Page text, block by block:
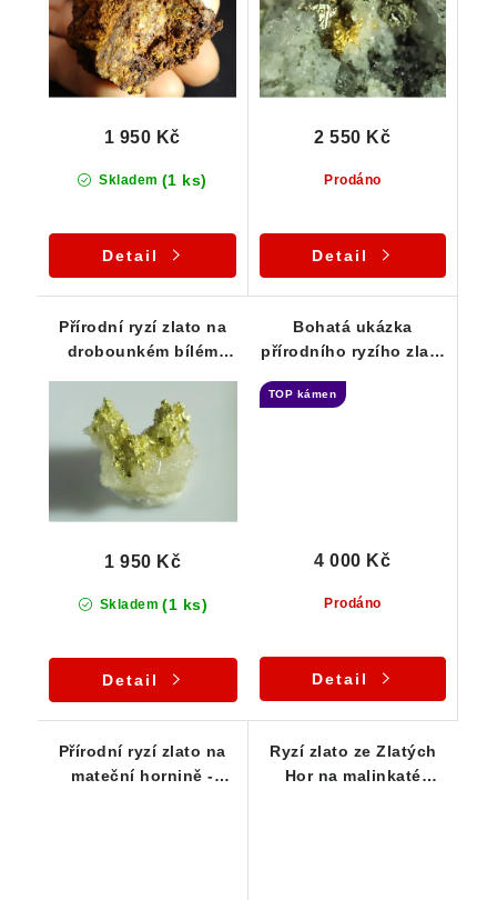
Skladem (1 ks)
1 950 Kč
Detail
Prodáno
2 550 Kč
Detail
Přírodní ryzí zlato na
drobounkém bílém
Hory
Skladem (1 ks)
1 950 Kč
Detail
Bohatá ukázka
přírodního ryzího zlata
Zlatých Hor
TOP kámen
Prodáno
4 000 Kč
Detail
Přírodní ryzí zlato na
mateční hornině -
Ryzí zlato ze Zlatých
Hor na malinkaté